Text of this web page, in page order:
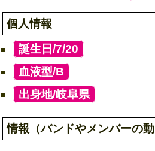
個人情報
誕生日/7/20
血液型/B
出身地/岐阜県]
情報（バンドやメンバーの